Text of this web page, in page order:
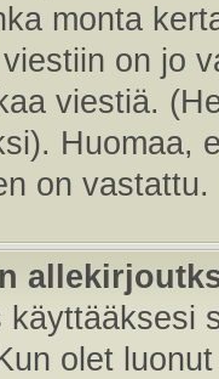
monta
on jo
viestiä.
Huomaa,
on vastattu.
käyttääksesi
olet